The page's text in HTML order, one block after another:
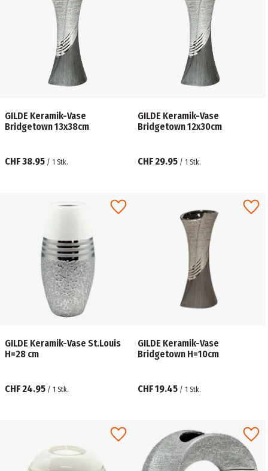
GILDE Keramik-Vase
Bridgetown 13x38cm
CHF 38.95 / 1 Stk.
GILDE Keramik-Vase
Bridgetown 12x30cm
CHF 29.95 / 1 Stk.
GILDE Keramik-Vase St.Louis
H=28 cm
CHF 24.95 / 1 Stk.
GILDE Keramik-Vase
Bridgetown H=10cm
CHF 19.45 / 1 Stk.